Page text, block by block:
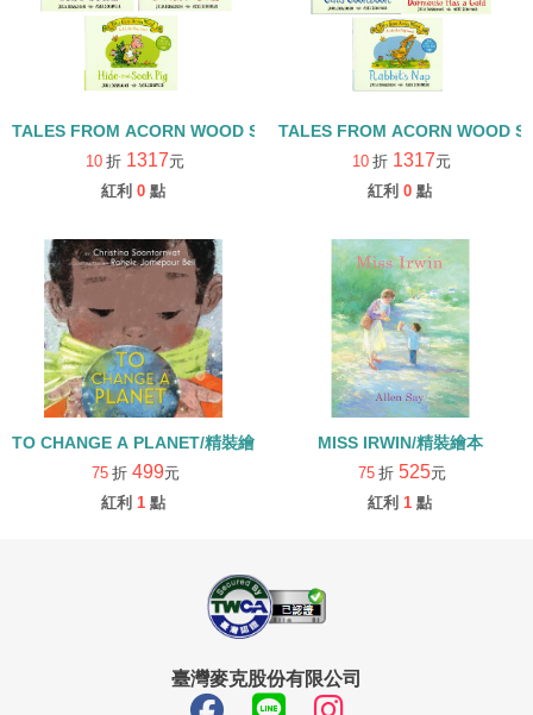
TALES FROM ACORN WOOD STORY COLLECTION 觀察探索組/
10 折 1317元
紅利 0 點
TALES FROM ACORN WOOD
10 折 1317元
紅利 0 點
TO CHANGE A PLANET/精裝繪本
75 折 499元
紅利 1 點
MISS IRWIN/精裝繪本
75 折 525元
紅利 1 點
臺灣麥克股份有限公司